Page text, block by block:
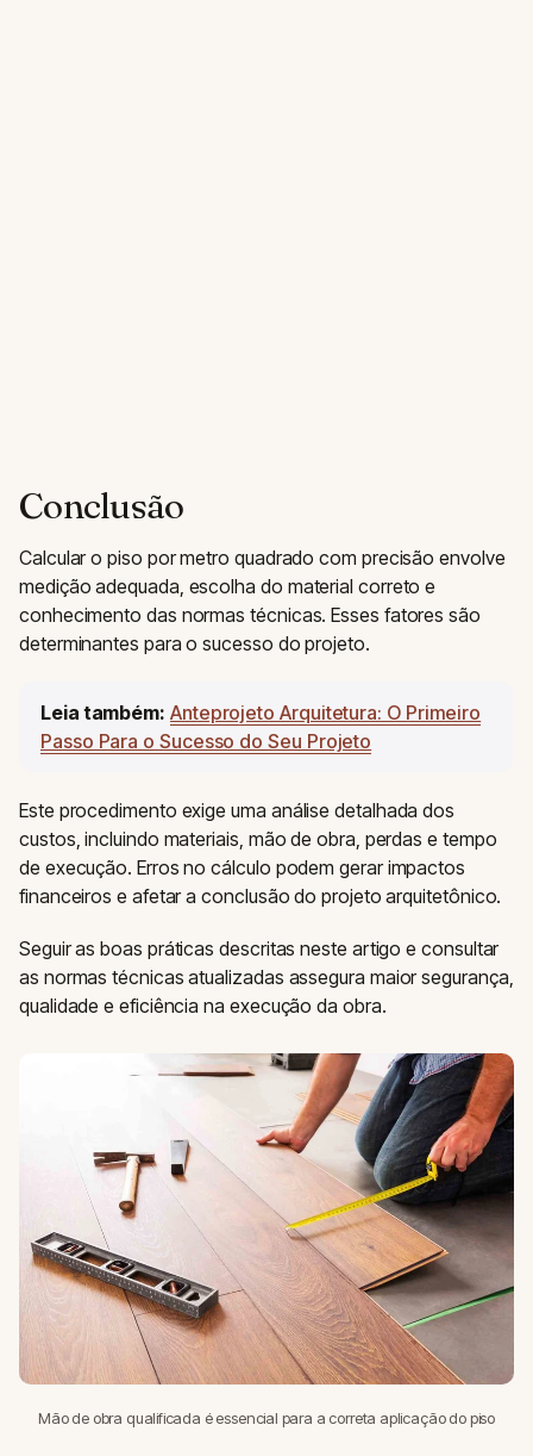
Conclusão
Calcular o piso por metro quadrado com precisão envolve
medição adequada, escolha do material correto e
conhecimento das normas técnicas. Esses fatores são
determinantes para o sucesso do projeto.
Leia também: Anteprojeto Arquitetura: O Primeiro
Passo Para o Sucesso do Seu Projeto
Este procedimento exige uma análise detalhada dos
custos, incluindo materiais, mão de obra, perdas e tempo
de execução. Erros no cálculo podem gerar impactos
financeiros e afetar a conclusão do projeto arquitetônico.
Seguir as boas práticas descritas neste artigo e consultar
as normas técnicas atualizadas assegura maior segurança,
qualidade e eficiência na execução da obra.
Mão de obra qualificada é essencial para a correta aplicação do piso